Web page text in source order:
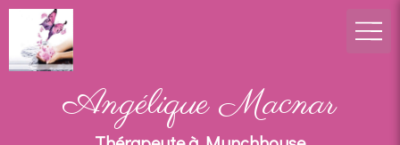
Angélique Macnar